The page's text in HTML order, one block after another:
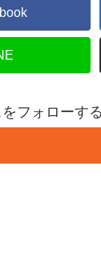
フォローする